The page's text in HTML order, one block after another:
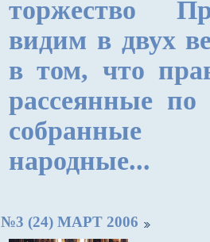
торжество
видим в двух
в том, что
рассеянные
народные...
№3 (24) МАРТ 2006